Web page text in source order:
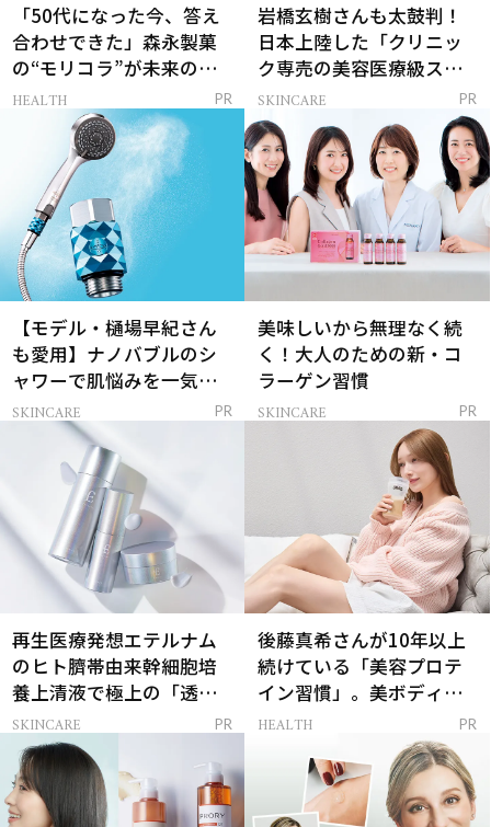
「50代になった今、答え
合わせできた」森永製菓
の“モリコラ”が未来のキ
レイを連れてくる！
HEALTH PR
岩橋玄樹さんも太鼓判！
日本上陸した「クリニッ
ク専売の美容医療級スキ
ンケア」
SKINCARE PR
【モデル・樋場早紀さん
も愛用】ナノバブルのシ
ャワーで肌悩みを一気に
解決
SKINCARE PR
美味しいから無理なく続
く！大人のための新・コ
ラーゲン習慣
SKINCARE PR
再生医療発想エテルナム
のヒト臍帯由来幹細胞培
養上清液で極上の「透明
感ハリ肌」へ
SKINCARE PR
後藤真希さんが10年以上
続けている「美容プロテ
イン習慣」。美ボディを
支える朝ルーティンと
HEALTH PR